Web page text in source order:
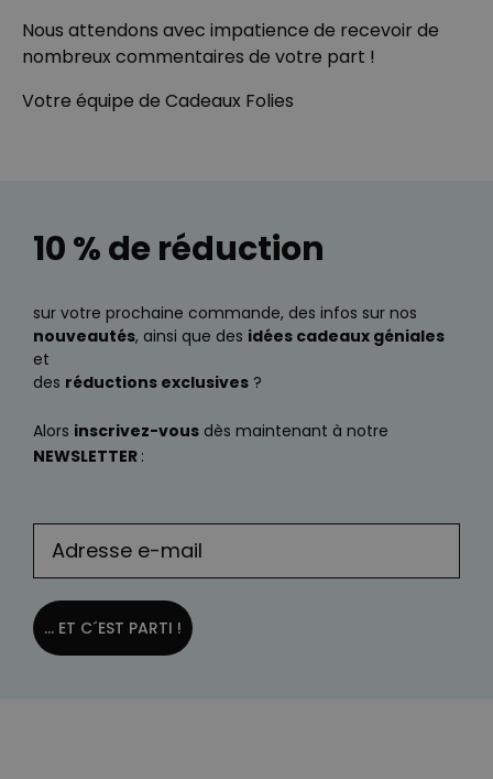
Nous attendons avec impatience de recevoir de
nombreux commentaires de votre part !
Votre équipe de Cadeaux Folies
10 % de réduction
sur votre prochaine commande, des infos sur nos
nouveautés, ainsi que des idées cadeaux géniales
et
des réductions exclusives ?
Alors inscrivez-vous dès maintenant à notre
NEWSLETTER :
... ET C´EST PARTI !